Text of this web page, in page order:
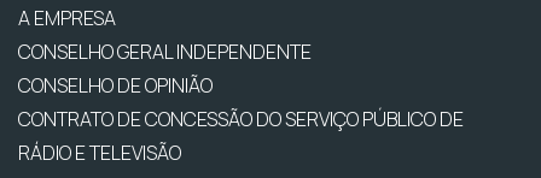
A EMPRESA
CONSELHO GERAL INDEPENDENTE
CONSELHO DE OPINIÃO
CONTRATO DE CONCESSÃO DO SERVIÇO PÚBLICO DE
RÁDIO E TELEVISÃO